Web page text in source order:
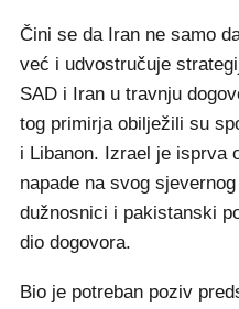
Čini se da Iran ne samo
već i udvostručuje
SAD i Iran u travnju
tog primirja obilježili su
i Libanon. Izrael je isprva
napade na svog
dužnosnici i pakistanski
dio dogovora.
Bio je potreban poziv